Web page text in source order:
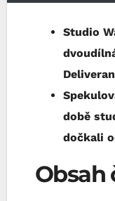
Studio
době
dočkali
Obsah